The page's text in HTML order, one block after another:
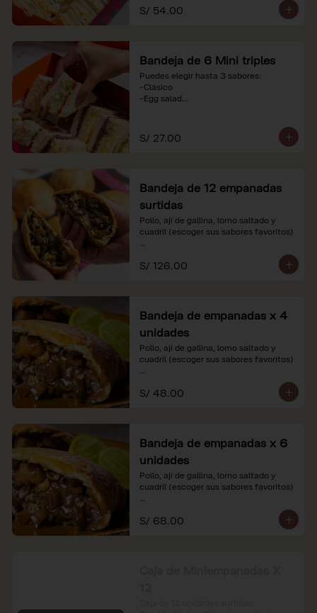
referenciales.
S/ 54.00
Bandeja de 6 Mini triples
Puedes elegir hasta 3 sabores:
-Clásico
-Egg salad
referenciales.
S/ 27.00
Bandeja de 12 empanadas
surtidas
Pollo, ají de gallina, lomo saltado y
cuadril (escoger sus sabores favoritos)
*Nuestros precios están expresados en
soles e incluyen impuestos de ley y
S/ 126.00
Bandeja de empanadas x 4
unidades
Pollo, ají de gallina, lomo saltado y
cuadril (escoger sus sabores favoritos)
*Nuestros precios están expresados en
soles e incluyen impuestos de ley y
S/ 48.00
Bandeja de empanadas x 6
unidades
Pollo, ají de gallina, lomo saltado y
cuadril (escoger sus sabores favoritos)
*Nuestros precios están expresados en
soles e incluyen impuestos de ley y
S/ 68.00